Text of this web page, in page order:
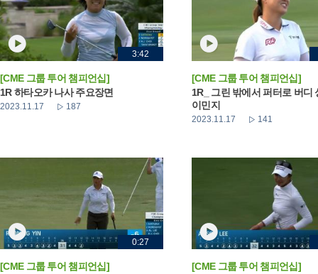
3:42
[CME 그룹 투어 챔피언십]
1R 하타오카 나사 주요장면
2023.11.17 187
[CME 그룹 투어 챔피언십]
1R_ 그린 밖에서 퍼터로 버디
이민지
2023.11.17 141
0:27
[CME 그룹 투어 챔피언십]
[CME 그룹 투어 챔피언십]